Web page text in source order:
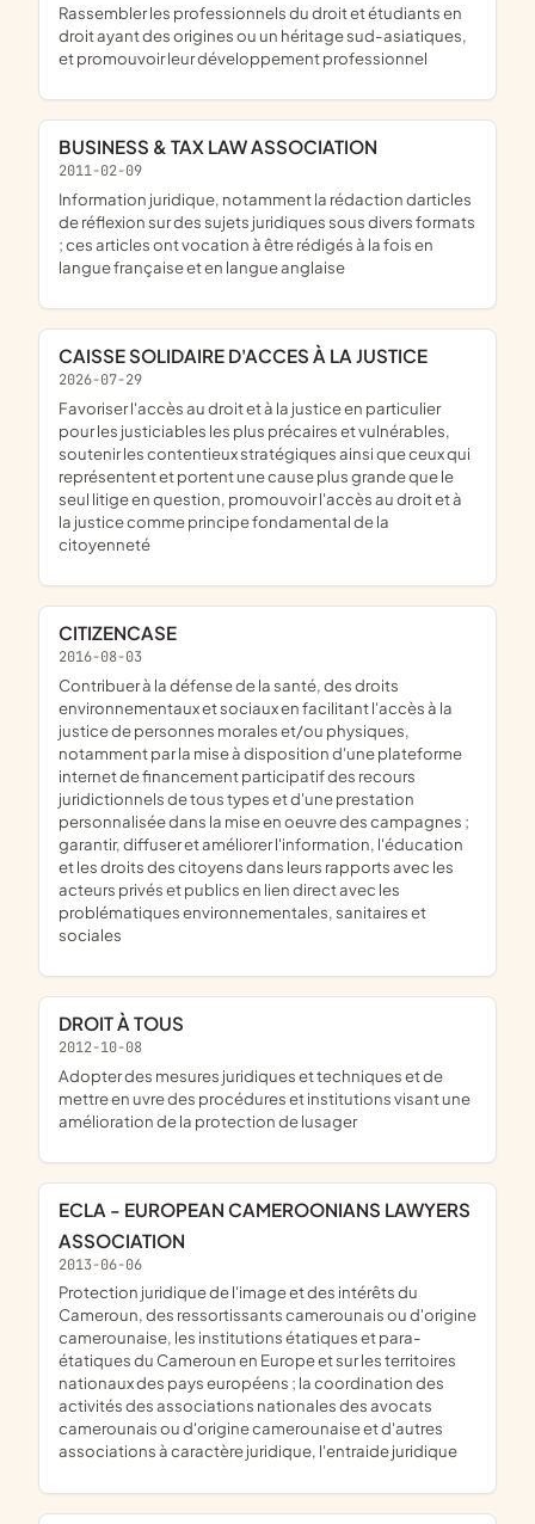
rassembler les professionnels du droit et étudiants en
droit ayant des origines ou un héritage sud-asiatiques,
et promouvoir leur développement professionnel
BUSINESS & TAX LAW ASSOCIATION
2011-02-09
information juridique, notamment la rédaction darticles
de réflexion sur des sujets juridiques sous divers formats
; ces articles ont vocation à être rédigés à la fois en
langue française et en langue anglaise
CAISSE SOLIDAIRE D'ACCES À LA JUSTICE
2026-07-29
favoriser l'accès au droit et à la justice en particulier
pour les justiciables les plus précaires et vulnérables,
soutenir les contentieux stratégiques ainsi que ceux qui
représentent et portent une cause plus grande que le
seul litige en question, promouvoir l'accès au droit et à
la justice comme principe fondamental de la
citoyenneté
CITIZENCASE
2016-08-03
contribuer à la défense de la santé, des droits
environnementaux et sociaux en facilitant l'accès à la
justice de personnes morales et/ou physiques,
notamment par la mise à disposition d'une plateforme
internet de financement participatif des recours
juridictionnels de tous types et d'une prestation
personnalisée dans la mise en oeuvre des campagnes ;
garantir, diffuser et améliorer l'information, l'éducation
et les droits des citoyens dans leurs rapports avec les
acteurs privés et publics en lien direct avec les
problématiques environnementales, sanitaires et
sociales
DROIT À TOUS
2012-10-08
adopter des mesures juridiques et techniques et de
mettre en uvre des procédures et institutions visant une
amélioration de la protection de lusager
ECLA - EUROPEAN CAMEROONIANS LAWYERS
ASSOCIATION
2013-06-06
protection juridique de l'image et des intérêts du
Cameroun, des ressortissants camerounais ou d'origine
camerounaise, les institutions étatiques et para-
étatiques du Cameroun en Europe et sur les territoires
nationaux des pays européens ; la coordination des
activités des associations nationales des avocats
camerounais ou d'origine camerounaise et d'autres
associations à caractère juridique, l'entraide juridique